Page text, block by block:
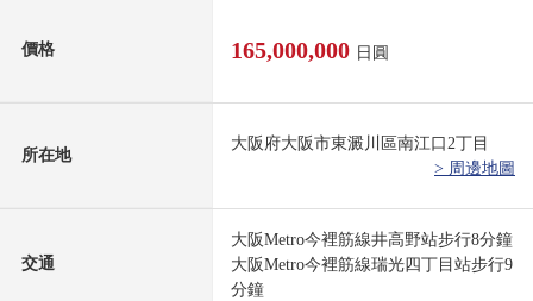
價格 165,000,000 日圓
所在地
大阪府大阪市東澱川區南江口2丁目
> 周邊地圖
交通
大阪Metro今裡筋線井高野站步行8分鐘
大阪Metro今裡筋線瑞光四丁目站步行9
分鐘